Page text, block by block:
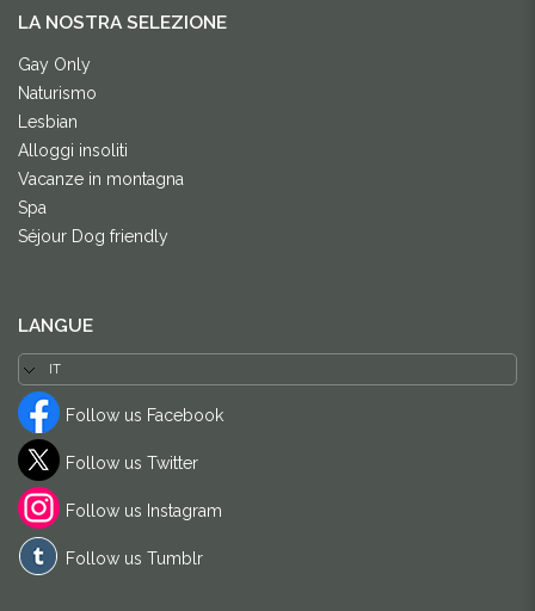
LA NOSTRA SELEZIONE
Gay Only
Naturismo
Lesbian
Alloggi insoliti
Vacanze in montagna
Spa
Séjour Dog friendly
LANGUE
Follow us Facebook
Follow us Twitter
Follow us Instagram
Follow us Tumblr